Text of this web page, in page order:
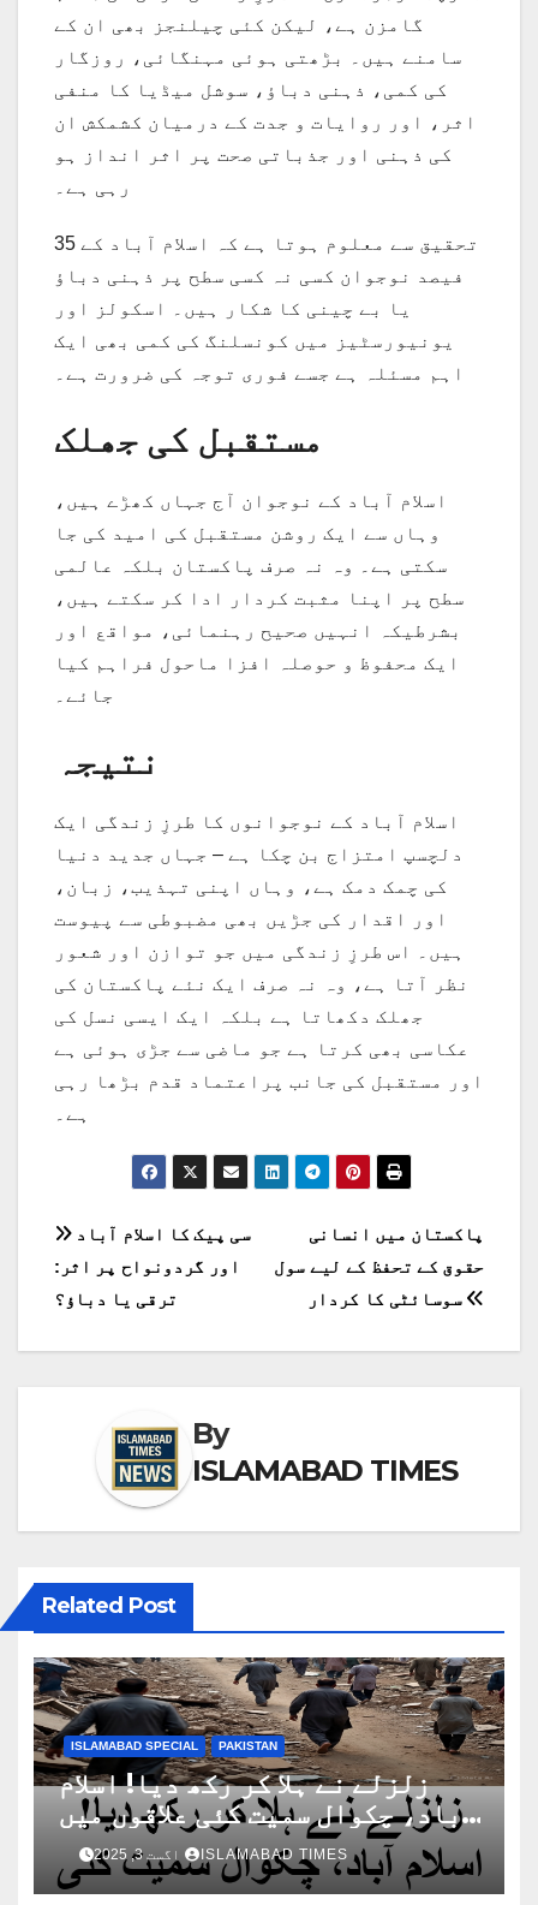
گامزن ہے، لیکن کئی چیلنجز بھی ان کے
سامنے ہیں۔ بڑھتی ہوئی مہنگائی، روزگار
کی کمی، ذہنی دباؤ، سوشل میڈیا کا منفی
اثر، اور روایات و جدت کے درمیان کشمکش ان
کی ذہنی اور جذباتی صحت پر اثر انداز ہو
رہی ہے۔
تحقیق سے معلوم ہوتا ہے کہ اسلام آباد کے 35
فیصد نوجوان کسی نہ کسی سطح پر ذہنی دباؤ
یا بے چینی کا شکار ہیں۔ اسکولز اور
یونیورسٹیز میں کونسلنگ کی کمی بھی ایک
اہم مسئلہ ہے جسے فوری توجہ کی ضرورت ہے۔
مستقبل کی جھلک
اسلام آباد کے نوجوان آج جہاں کھڑے ہیں،
وہاں سے ایک روشن مستقبل کی امید کی جا
سکتی ہے۔ وہ نہ صرف پاکستان بلکہ عالمی
سطح پر اپنا مثبت کردار ادا کر سکتے ہیں،
بشرطیکہ انہیں صحیح رہنمائی، مواقع اور
ایک محفوظ و حوصلہ افزا ماحول فراہم کیا
جائے۔
نتیجہ
اسلام آباد کے نوجوانوں کا طرزِ زندگی ایک
دلچسپ امتزاج بن چکا ہے – جہاں جدید دنیا
کی چمک دمک ہے، وہاں اپنی تہذیب، زبان،
اور اقدار کی جڑیں بھی مضبوطی سے پیوست
ہیں۔ اس طرزِ زندگی میں جو توازن اور شعور
نظر آتا ہے، وہ نہ صرف ایک نئے پاکستان کی
جھلک دکھاتا ہے بلکہ ایک ایسی نسل کی
عکاسی بھی کرتا ہے جو ماضی سے جڑی ہوئی ہے
اور مستقبل کی جانب پراعتماد قدم بڑھا رہی
ہے۔
پوسٹوں
کی
نیویگیشن
پاکستان میں انسانی
حقوق کے تحفظ کے لیے سول
سوسائٹی کا کردار
سی پیک کا اسلام آباد
اور گردونواح پر اثر:
ترقی یا دباؤ؟
By
ISLAMABAD TIMES
Related Post
ISLAMABAD SPECIAL PAKISTAN
زلزلے نے ہلا کر رکھ دیا! اسلام
آباد، چکوال سمیت کئی علاقوں میں
زمین لرز اٹھی!
اگست 3, 2025 ISLAMABAD TIMES